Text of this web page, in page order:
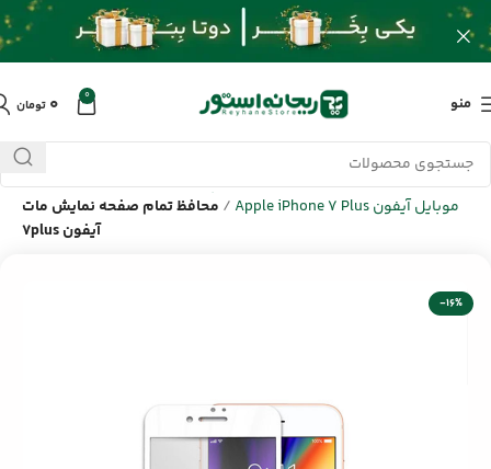
منو 0 ۰ تومان
خانه/محصولات/لوازم جانبی موبایل اپل Apple /لوازم جانبی گوشی
موبایل آیفون Apple iPhone 7 Plus
/ محافظ تمام صفحه نمایش مات
آیفون 7plus
-16%